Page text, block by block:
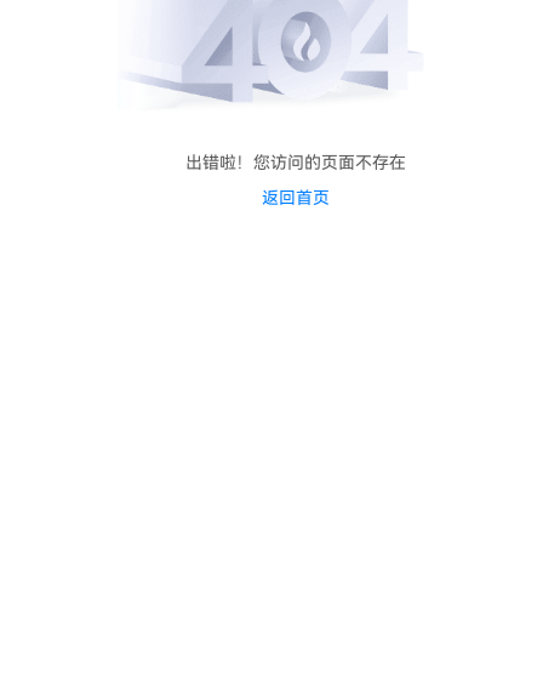
出错啦！您访问的页面不存在
返回首页